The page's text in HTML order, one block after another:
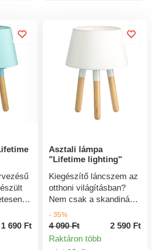
1 690 Ft
Asztali lámpa
"Lifetime lighting"
Kiegészítő láncszem az
otthoni világításban?
Nem csak a skandináv
stílus rajongói fogják
szeretni ezt a lámpát.
Félreérthetetlenül
- 35%
4 090 Ft
2 590 Ft
Raktáron több